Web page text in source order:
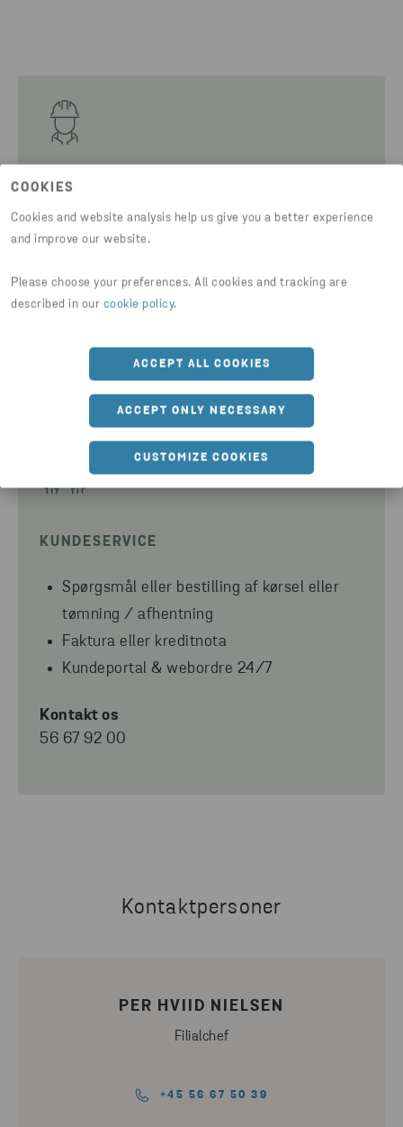
COOKIES
Cookies and website analysis help us give you a better experience
and improve our website.
Please choose your preferences. All cookies and tracking are
described in our cookie policy.
ACCEPT ALL COOKIES
ACCEPT ONLY NECESSARY
CUSTOMIZE COOKIES
ET STENA UDEN ULYKKER
Påkrævet sikkerhedstøj
Følg markeringerne
KUNDESERVICE
Spørgsmål eller bestilling af kørsel eller
tømning / afhentning
Faktura eller kreditnota
Kundeportal & webordre 24/7
Kontakt os
56 67 92 00
Kontaktpersoner
PER HVIID NIELSEN
Filialchef
+45 56 67 50 39